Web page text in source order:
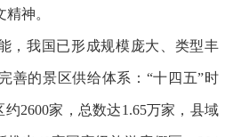
神。
，我国已形成规模庞大、类型丰
善的景区供给体系：“十四五”时
2600家，总数达1.65万家，县域